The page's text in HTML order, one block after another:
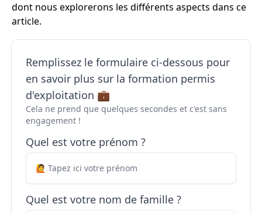
dont nous explorerons les différents aspects dans ce
article.
Remplissez le formulaire ci-dessous pour
en savoir plus sur la formation permis
d'exploitation 💼
Cela ne prend que quelques secondes et c'est sans
engagement !
Quel est votre prénom ?
Quel est votre nom de famille ?